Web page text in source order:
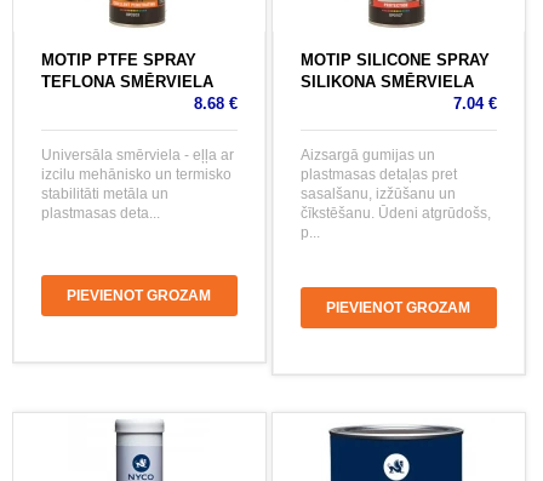
MOTIP PTFE SPRAY
TEFLONA SMĒRVIELA
8.68 €
Universāla smērviela - eļļa ar
izcilu mehānisko un termisko
stabilitāti metāla un
plastmasas deta...
PIEVIENOT GROZAM
MOTIP SILICONE SPRAY
SILIKONA SMĒRVIELA
7.04 €
Aizsargā gumijas un
plastmasas detaļas pret
sasalšanu, izžūšanu un
čīkstēšanu. Ūdeni atgrūdošs,
p...
PIEVIENOT GROZAM